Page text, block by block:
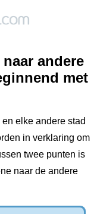
andere
met
elke andere stad
in verklaring om
twee punten is
naar de andere